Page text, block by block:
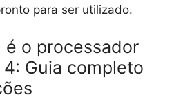
para ser utilizado.
é o processador
Guia completo